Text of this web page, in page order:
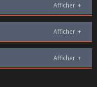
Afficher +
Afficher +
Afficher +